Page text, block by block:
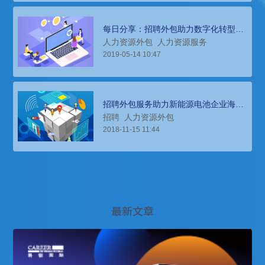
每日分享：招聘外包助力数字化转型企
业完成数字人才招聘
人力资源外包 人力资源服务
2019-05-14 10:47
招聘外包服务助力新能源电池企业海内
外业务扩张
招聘 人力资源外包
2018-11-15 11:44
最新文章